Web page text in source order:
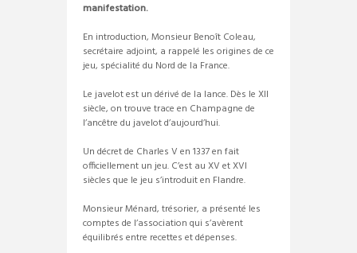
manifestation.
En introduction, Monsieur Benoît Coleau,
secrétaire adjoint, a rappelé les origines de ce
jeu, spécialité du Nord de la France.
Le javelot est un dérivé de la lance. Dès le Xll
siècle, on trouve trace en Champagne de
l’ancêtre du javelot d’aujourd’hui.
Un décret de Charles V en 1337 en fait
officiellement un jeu. C’est au XV et XVI
siècles que le jeu s’introduit en Flandre.
Monsieur Ménard, trésorier, a présenté les
comptes de l’association qui s’avèrent
équilibrés entre recettes et dépenses.